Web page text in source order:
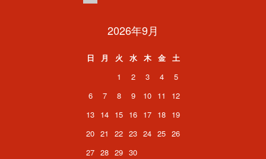
2026年9月
日 月 火 水 木 金
土
1
2 3 4
5
6
7 8 9 10 11
12
13 14 15 16 17 18 19
20 21 22 23 24 25 26
27 28 29 30